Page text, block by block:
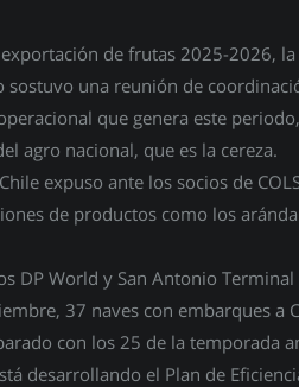
de frutas 2025-2026,
sostuvo una reunión de
que genera este periodo,
agro nacional, que es la cereza.
expuso ante los socios de
de productos como los
DP World y San Antonio
37 naves con embarques a
con los 25 de la temporada
desarrollando el Plan de